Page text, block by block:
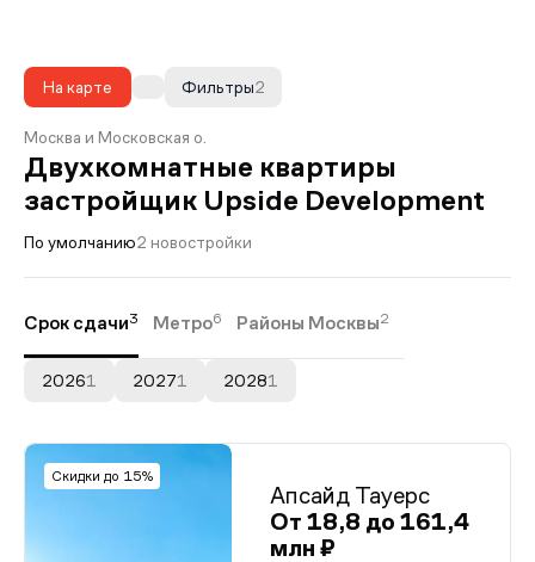
На карте 2
Фильтры
Москва и Московская о.
Двухкомнатные квартиры
застройщик Upside Development
По умолчанию2 новостройки
Срок сдачи3 Метро6 Районы Москвы2
20261 20271 20281
Скидки до 15%
Апсайд Тауерс
От 18,8 до 161,4
млн ₽